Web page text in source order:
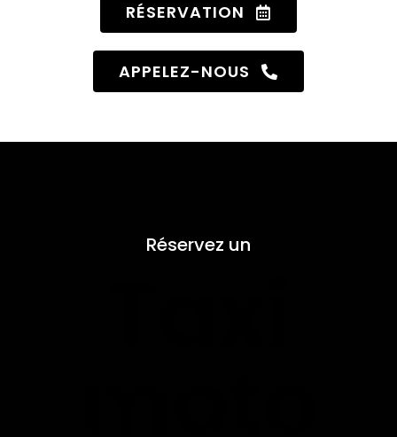
RÉSERVATION
APPELEZ-NOUS
Réservez un